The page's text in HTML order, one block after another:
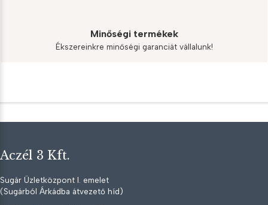
Minőségi termékek
Ékszereinkre minőségi garanciát vállalunk!
Aczél 3 Kft.
Sugár Üzletközpont I. emelet
(Sugárból Árkádba átvezető híd)